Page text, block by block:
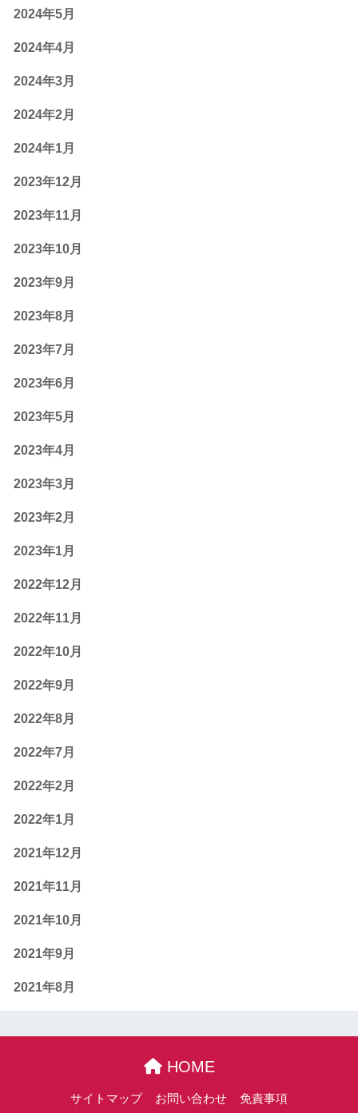
2024年5月
2024年4月
2024年3月
2024年2月
2024年1月
2023年12月
2023年11月
2023年10月
2023年9月
2023年8月
2023年7月
2023年6月
2023年5月
2023年4月
2023年3月
2023年2月
2023年1月
2022年12月
2022年11月
2022年10月
2022年9月
2022年8月
2022年7月
2022年2月
2022年1月
2021年12月
2021年11月
2021年10月
2021年9月
2021年8月
HOME
サイトマップ お問い合わせ 免責事項